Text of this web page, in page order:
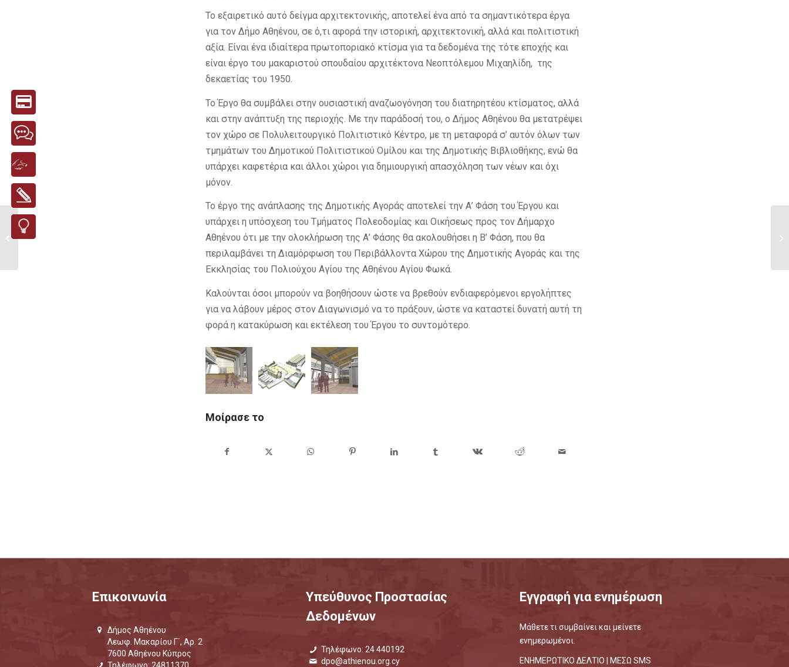
Το εξαιρετικό αυτό δείγμα αρχιτεκτονικής, αποτελεί ένα από τα σημαντικότερα έργα
για τον Δήμο Αθηένου, σε ό,τι αφορά την ιστορική, αρχιτεκτονική, αλλά και πολιτιστική
αξία. Είναι ένα ιδιαίτερα πρωτοποριακό κτίσμα για τα δεδομένα της τότε εποχής και
είναι έργο του μακαριστού σπουδαίου αρχιτέκτονα Νεοπτόλεμου Μιχαηλίδη, της
δεκαετίας του 1950.
Το Έργο θα συμβάλει στην ουσιαστική αναζωογόνηση του διατηρητέου κτίσματος, αλλά
και στην ανάπτυξη της περιοχής. Με την παράδοσή του, ο Δήμος Αθηένου θα μετατρέψει
τον χώρο σε Πολυλειτουργικό Πολιτιστικό Κέντρο, με τη μεταφορά σ’ αυτόν όλων των
τμημάτων του Δημοτικού Πολιτιστικού Ομίλου και της Δημοτικής Βιβλιοθήκης, ενώ θα
υπάρχει καφετέρια και άλλοι χώροι για δημιουργική απασχόληση των νέων και όχι
μόνον.
Το έργο της ανάπλασης της Δημοτικής Αγοράς αποτελεί την Α’ Φάση του Έργου και
υπάρχει η υπόσχεση του Τμήματος Πολεοδομίας και Οικήσεως προς τον Δήμαρχο
Αθηένου ότι με την ολοκλήρωση της Α’ Φάσης θα ακολουθήσει η Β’ Φάση, που θα
περιλαμβάνει τη Διαμόρφωση του Περιβάλλοντα Χώρου της Δημοτικής Αγοράς και της
Εκκλησίας του Πολιούχου Αγίου της Αθηένου Αγίου Φωκά.
Καλούνται όσοι μπορούν να βοηθήσουν ώστε να βρεθούν ενδιαφερόμενοι εργολήπτες
για να λάβουν μέρος στον Διαγωνισμό να το πράξουν, ώστε να καταστεί δυνατή αυτή τη
φορά η κατακύρωση και εκτέλεση του Έργου το συντομότερο.
Μοίρασε το
Επικοινωνία
Δήμος Αθηένου
Λεωφ. Μακαρίου Γ΄, Αρ. 2
7600 Αθηένου Κύπρος
Τηλέφωνο: 24811370
Υπεύθυνος Προστασίας
Δεδομένων
Τηλέφωνο: 24 440192
dpo@athienou.org.cy
Εγγραφή για ενημέρωση
Μάθετε τι συμβαίνει και μείνετε
ενημερωμένοι.
ΕΝΗΜΕΡΩΤΙΚΟ ΔΕΛΤΙΟ | ΜΕΣΩ SMS
Εργαστήρια με τον
πηλό εμπνευσμένα από